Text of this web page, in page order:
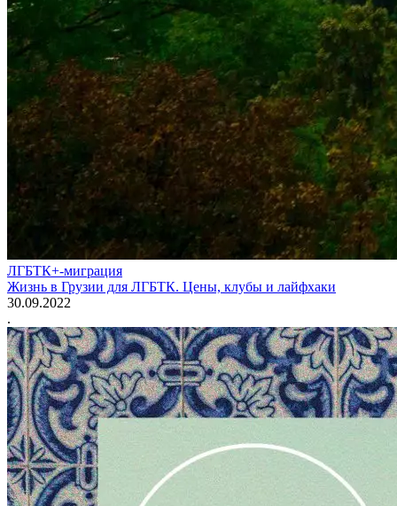
ЛГБТК+-миграция
Жизнь в Грузии для ЛГБТК. Цены, клубы и лайфхаки
30.09.2022
.